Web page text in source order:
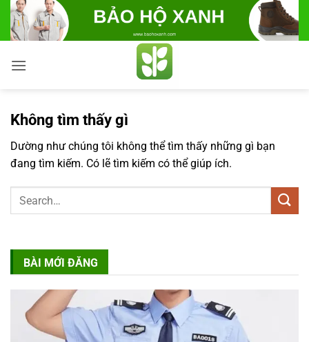
Bỏ
qua
nội
dung
Không tìm thấy gì
Dường như chúng tôi không thể tìm thấy những gì bạn
đang tìm kiếm. Có lẽ tìm kiếm có thể giúp ích.
BÀI MỚI ĐĂNG